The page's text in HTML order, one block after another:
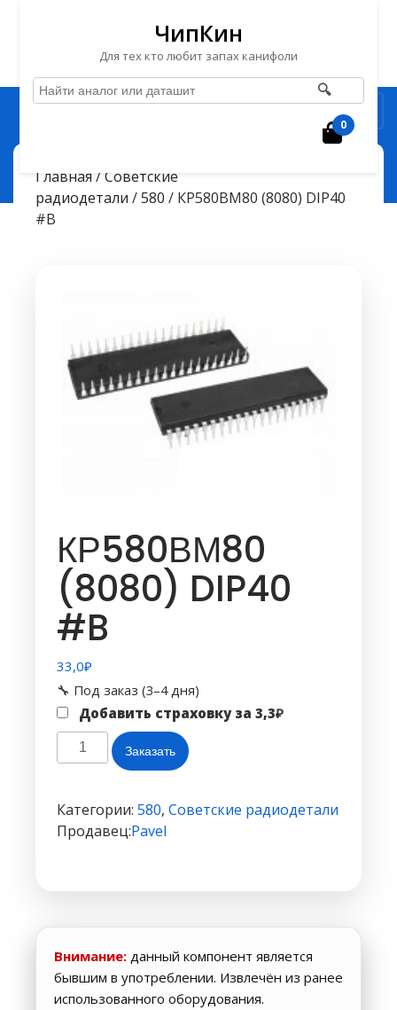
Перейти
содержимому
ЧипКин
Для тех кто любит запах канифоли
🔍
0
ЧипКин> > КР580ВМ80 (8080) DIP40 #B
Главная/ Советские
радиодетали /580 / КР580ВМ80 (8080) DIP40
#B
КР580ВМ80
(8080) DIP40
#B
33,0₽
🔧 Под заказ (3–4 дня)
Добавить страховку за 3,3₽
Количество
товара
(8080)
DIP40
Заказать
Категории: 580, Советские радиодетали
Продавец:Pavel
Внимание: данный компонент является
бывшим в употреблении. Извлечён из ранее
использованного оборудования.